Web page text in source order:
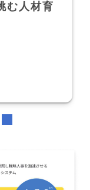
む人材育